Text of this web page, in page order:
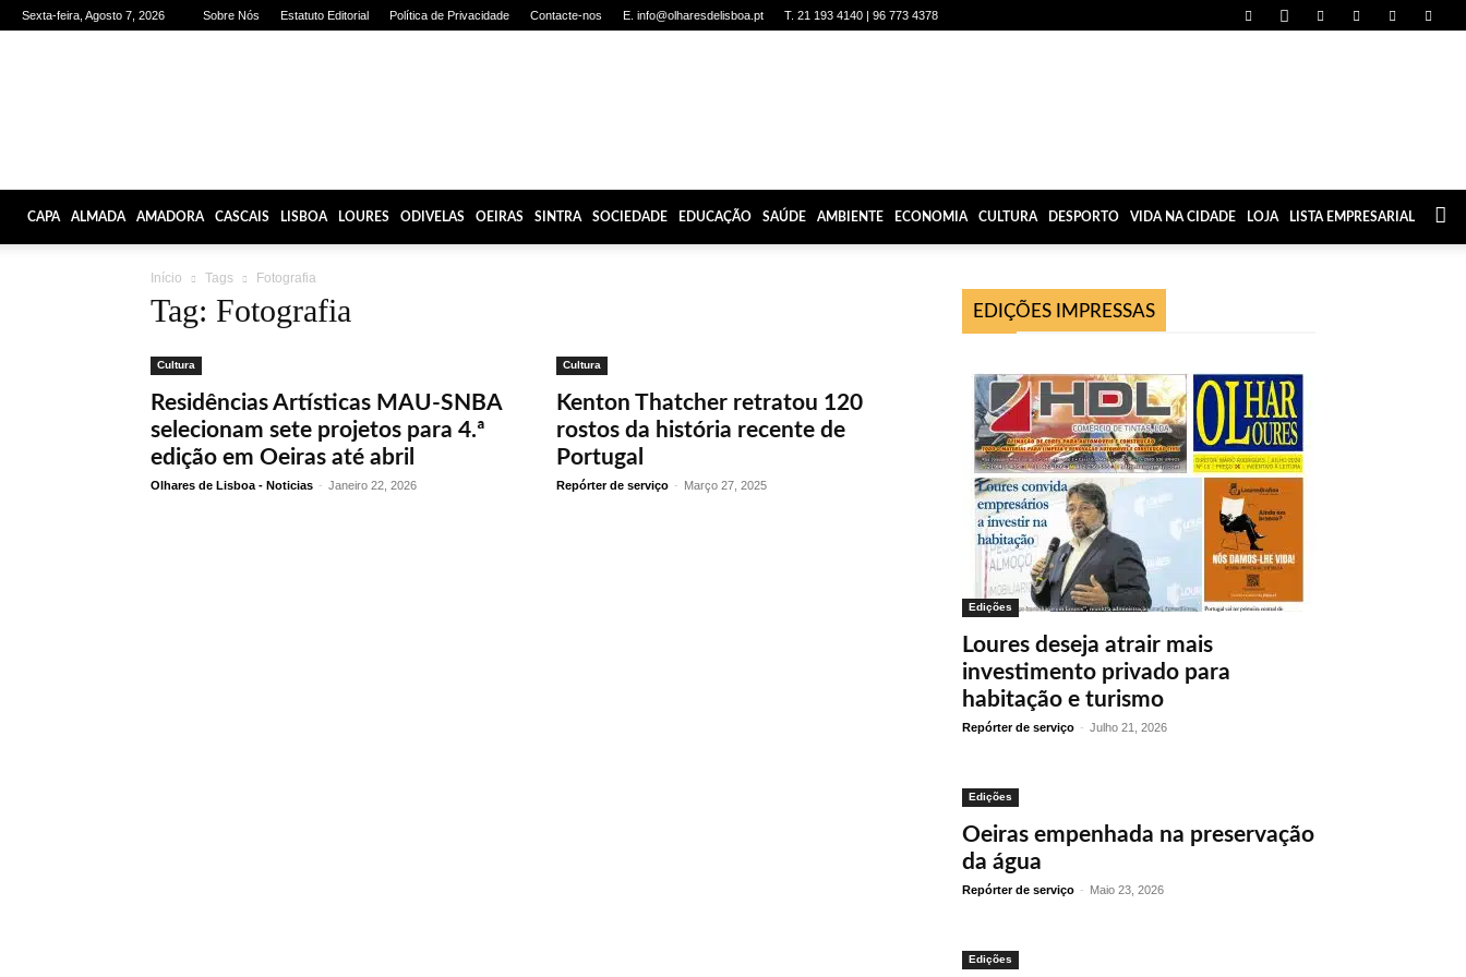
Sexta-feira, Agosto 7, 2026 Sobre Nós Estatuto Editorial Política de Privacidade Contacte-nos E. info@olharesdelisboa.pt T. 21 193 4140 | 96 773 4378
CAPA ALMADA AMADORA CASCAIS LISBOA LOURES ODIVELAS OEIRAS SINTRA SOCIEDADE EDUCAÇÃO SAÚDE AMBIENTE ECONOMIA CULTURA DESPORTO VIDA NA CIDADE LOJA LISTA EMPRESARIAL
Início Tags Fotografia
Tag: Fotografia
Cultura
Residências Artísticas MAU-SNBA
selecionam sete projetos para 4.ª
edição em Oeiras até abril
Olhares de Lisboa - Noticias - Janeiro 22, 2026
Cultura
Kenton Thatcher retratou 120
rostos da história recente de
Portugal
Repórter de serviço - Março 27, 2025
EDIÇÕES IMPRESSAS
Edições
Loures deseja atrair mais
investimento privado para
habitação e turismo
Repórter de serviço - Julho 21, 2026
Edições
Oeiras empenhada na preservação
da água
Repórter de serviço - Maio 23, 2026
Edições